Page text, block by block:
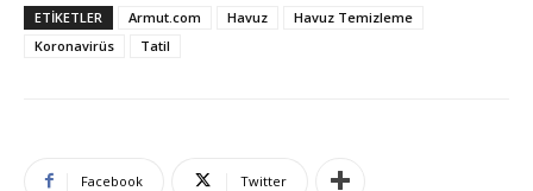
ETIKETLER Armut.com Havuz
Havuz Temizleme
Koronavirüs
Tatil
Facebook Twitter